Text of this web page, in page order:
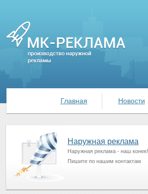
Главная Новости
Наружная реклама
Наружная реклама - наш конек!
Пишите по нашим контактам